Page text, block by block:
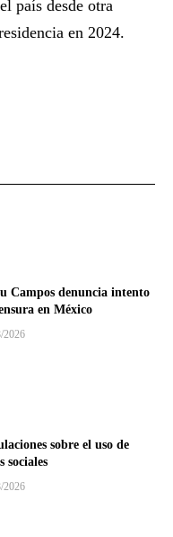
país desde otra
en 2024.
Campos denuncia intento
en México
2026
sobre el uso de
sociales
2026